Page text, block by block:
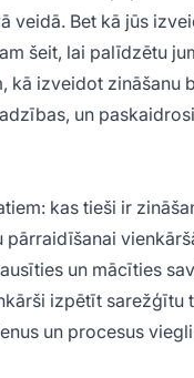
veidā. Bet kā jūs
šeit, lai palīdzētu
kā izveidot
un
kas tieši ir
un mācīties
izpētīt sarežģītu
un procesus